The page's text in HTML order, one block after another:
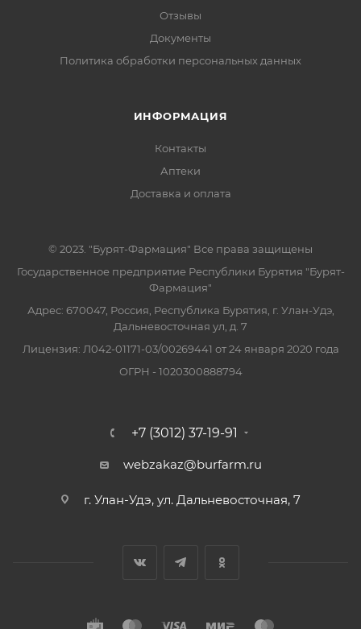
Отзывы
Документы
Политика обработки персональных данных
ИНФОРМАЦИЯ
Контакты
Аптеки
Доставка и оплата
© 2023. "Бурят-Фармация" Все права защищены
Государственное предприятие Республики Бурятия "Бурят-
Фармация"
Адрес: 670047, Россия, Республика Бурятия, г. Улан-Удэ,
Дальневосточная ул, д. 7
Лицензия: Л042-01171-03/00269441 от 24 января 2020 года
ОГРН - 1020300888794
+7 (3012) 37-19-91
webzakaz@burfarm.ru
г. Улан-Удэ, ул. Дальневосточная, 7